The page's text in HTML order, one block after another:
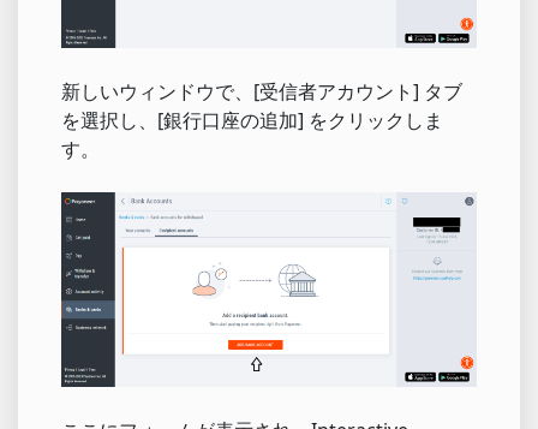
新しいウィンドウで、[受信者アカウント] タブ
を選択し、[銀行口座の追加] をクリックしま
す。